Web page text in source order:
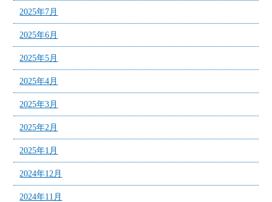
2025年7月
2025年6月
2025年5月
2025年4月
2025年3月
2025年2月
2025年1月
2024年12月
2024年11月